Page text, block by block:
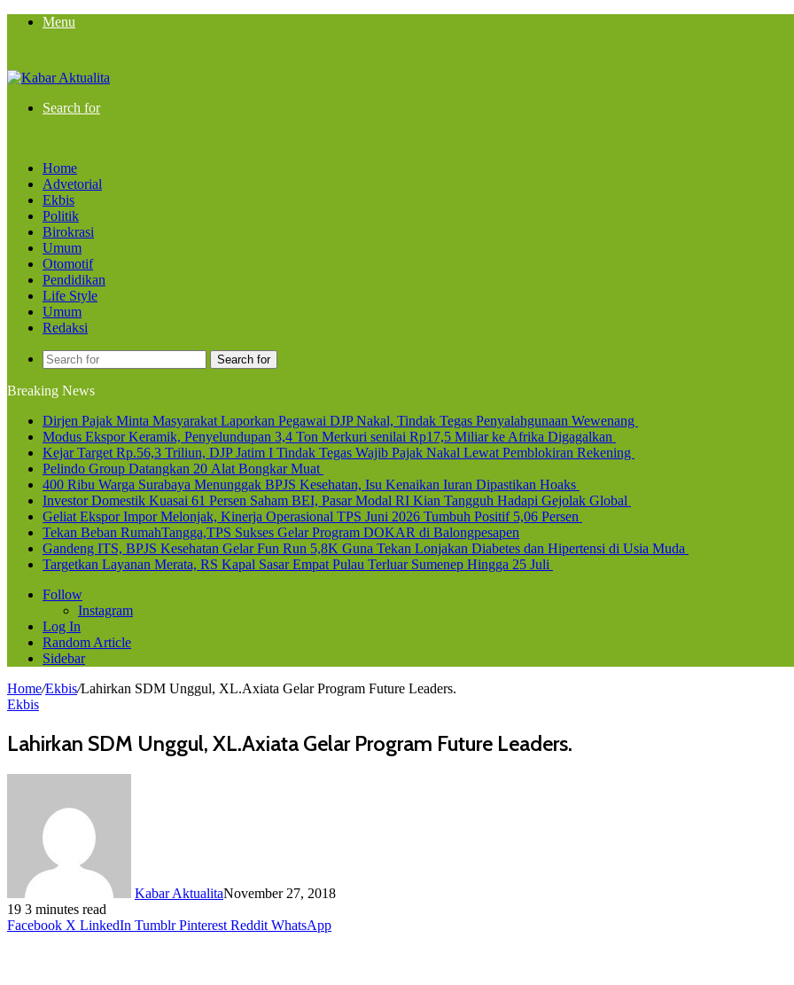
Menu
Search for
Home
Advetorial
Ekbis
Politik
Birokrasi
Umum
Otomotif
Pendidikan
Life Style
Umum
Redaksi
Search for
Breaking News
Dirjen Pajak Minta Masyarakat Laporkan Pegawai DJP Nakal, Tindak Tegas Penyalahgunaan Wewenang
Modus Ekspor Keramik, Penyelundupan 3,4 Ton Merkuri senilai Rp17,5 Miliar ke Afrika Digagalkan
Kejar Target Rp.56,3 Triliun, DJP Jatim I Tindak Tegas Wajib Pajak Nakal Lewat Pemblokiran Rekening
Pelindo Group Datangkan 20 Alat Bongkar Muat
400 Ribu Warga Surabaya Menunggak BPJS Kesehatan, Isu Kenaikan Iuran Dipastikan Hoaks
Investor Domestik Kuasai 61 Persen Saham BEI, Pasar Modal RI Kian Tangguh Hadapi Gejolak Global
Geliat Ekspor Impor Melonjak, Kinerja Operasional TPS Juni 2026 Tumbuh Positif 5,06 Persen
Tekan Beban RumahTangga,TPS Sukses Gelar Program DOKAR di Balongpesapen
Gandeng ITS, BPJS Kesehatan Gelar Fun Run 5,8K Guna Tekan Lonjakan Diabetes dan Hipertensi di Usia Muda
Targetkan Layanan Merata, RS Kapal Sasar Empat Pulau Terluar Sumenep Hingga 25 Juli
Follow
Instagram
Log In
Random Article
Sidebar
Home/Ekbis/Lahirkan SDM Unggul, XL.Axiata Gelar Program Future Leaders.
Ekbis
Lahirkan SDM Unggul, XL.Axiata Gelar Program Future Leaders.
Kabar AktualitaNovember 27, 2018
19 3 minutes read
Facebook X LinkedIn Tumblr Pinterest Reddit WhatsApp